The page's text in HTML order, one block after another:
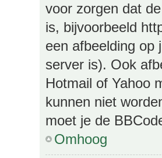
voor zorgen dat
is, bijvoorbeeld
een afbeelding op
server is). Ook
Hotmail of Yahoo
kunnen niet
moet je de
Omhoog